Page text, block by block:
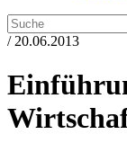
/ 20.06.2013